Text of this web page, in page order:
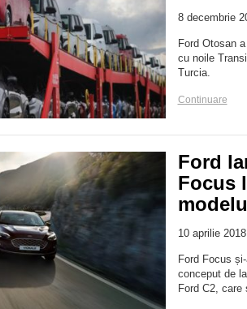
8 decembrie
Ford Otosan
cu noile
Turcia.
Continuare
Ford
Focus
10 aprilie 2018
Ford Focus
conceput de
Ford C2,